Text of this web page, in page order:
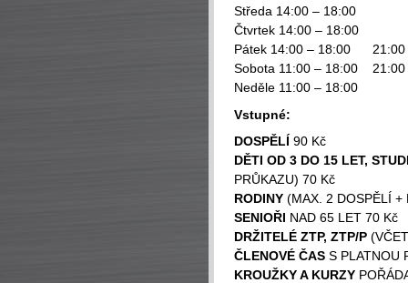
Středa 14:00 – 18:00
Čtvrtek 14:00 – 18:00
Pátek 14:00 – 18:00 21:00
Sobota 11:00 ­­­– 18:00­­­ 21:00
Neděle 11:00 ­­­– 18:00­­­
Vstupné:
DOSPĚLÍ 90 Kč
DĚTI OD 3 DO 15 LET,
PRŮKAZU) 70 Kč
RODINY (MAX. 2 DOSPĚLÍ
SENIOŘI NAD 65 LET 70 Kč
DRŽITELÉ ZTP, ZTP/P
ČLENOVÉ ČAS S PLATNOU
KROUŽKY A KURZY